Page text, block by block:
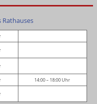
14:00 – 18:00 Uhr